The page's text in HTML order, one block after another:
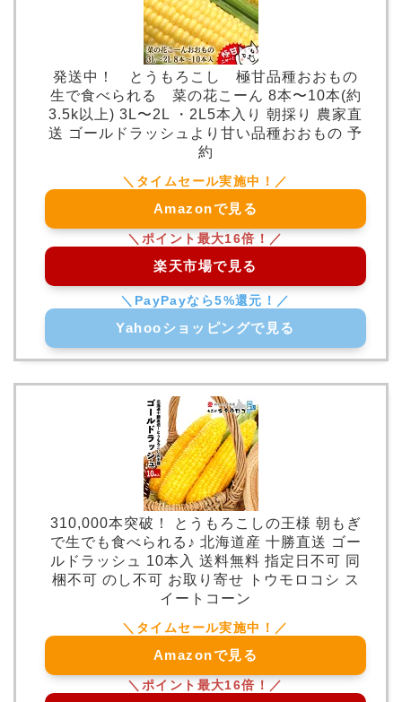
発送中！ とうもろこし 極甘品種おおもの
生で食べられる 菜の花こーん 8本〜10本(約
3.5k以上) 3L〜2L ・2L5本入り 朝採り 農家直
送 ゴールドラッシュより甘い品種おおもの 予
約
Amazonで見る
楽天市場で見る
Yahooショッピングで見る
310,000本突破！ とうもろこしの王様 朝もぎ
で生でも食べられる♪ 北海道産 十勝直送 ゴー
ルドラッシュ 10本入 送料無料 指定日不可 同
梱不可 のし不可 お取り寄せ トウモロコシ ス
イートコーン
Amazonで見る